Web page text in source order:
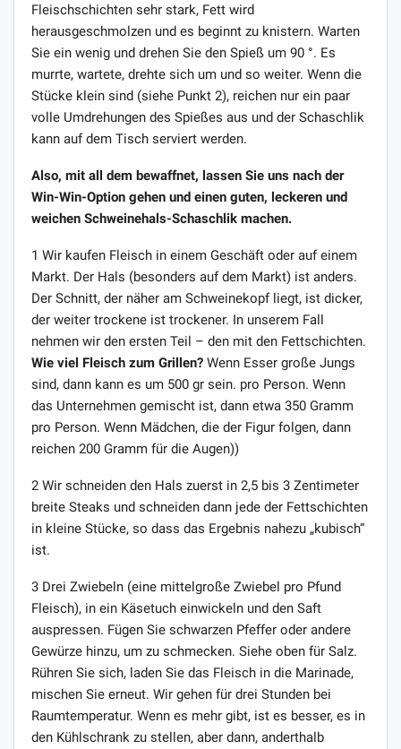
Fleischschichten sehr stark, Fett wird
herausgeschmolzen und es beginnt zu knistern. Warten
Sie ein wenig und drehen Sie den Spieß um 90 °. Es
murrte, wartete, drehte sich um und so weiter. Wenn die
Stücke klein sind (siehe Punkt 2), reichen nur ein paar
volle Umdrehungen des Spießes aus und der Schaschlik
kann auf dem Tisch serviert werden.
Also, mit all dem bewaffnet, lassen Sie uns nach der
Win-Win-Option gehen und einen guten, leckeren und
weichen Schweinehals-Schaschlik machen.
1 Wir kaufen Fleisch in einem Geschäft oder auf einem
Markt. Der Hals (besonders auf dem Markt) ist anders.
Der Schnitt, der näher am Schweinekopf liegt, ist dicker,
der weiter trockene ist trockener. In unserem Fall
nehmen wir den ersten Teil – den mit den Fettschichten.
Wie viel Fleisch zum Grillen? Wenn Esser große Jungs
sind, dann kann es um 500 gr sein. pro Person. Wenn
das Unternehmen gemischt ist, dann etwa 350 Gramm
pro Person. Wenn Mädchen, die der Figur folgen, dann
reichen 200 Gramm für die Augen))
2 Wir schneiden den Hals zuerst in 2,5 bis 3 Zentimeter
breite Steaks und schneiden dann jede der Fettschichten
in kleine Stücke, so dass das Ergebnis nahezu „kubisch“
ist.
3 Drei Zwiebeln (eine mittelgroße Zwiebel pro Pfund
Fleisch), in ein Käsetuch einwickeln und den Saft
auspressen. Fügen Sie schwarzen Pfeffer oder andere
Gewürze hinzu, um zu schmecken. Siehe oben für Salz.
Rühren Sie sich, laden Sie das Fleisch in die Marinade,
mischen Sie erneut. Wir gehen für drei Stunden bei
Raumtemperatur. Wenn es mehr gibt, ist es besser, es in
den Kühlschrank zu stellen, aber dann, anderthalb